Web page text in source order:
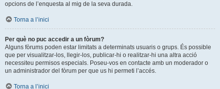
opcions de l’enquesta al mig de la seva durada.
Torna a l’inici
Per què no puc accedir a un fòrum?
Alguns fòrums poden estar limitats a determinats usuaris o grups. És possible
que per visualitzar-los, llegir-los, publicar-hi o realitzar-hi una altra acció
necessiteu permisos especials. Poseu-vos en contacte amb un moderador o
un administrador del fòrum per que us hi permeti l’accés.
Torna a l’inici